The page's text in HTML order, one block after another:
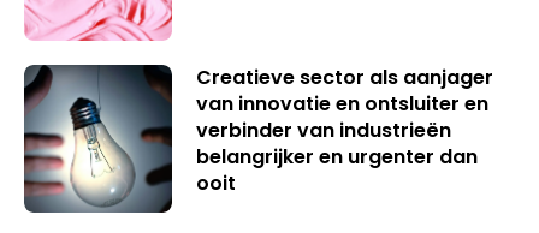
Creatieve sector als aanjager
van innovatie en ontsluiter en
verbinder van industrieën
belangrijker en urgenter dan
ooit